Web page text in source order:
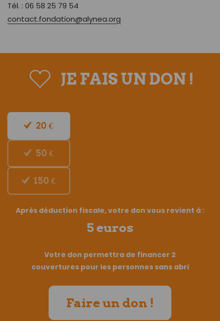
Tél. : 06 58 25 79 54
contact.fondation@alynea.org
JE FAIS UN DON !
20 €
50 €
150 €
Après déduction fiscale, votre don vous revient à :
5 euros
Votre don permettra de financer 2
couvertures pour les personnes sans abri
Faire un don !